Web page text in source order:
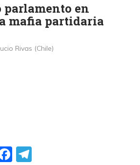
en
mafia partidaria
Rivas (Chile)
Facebook